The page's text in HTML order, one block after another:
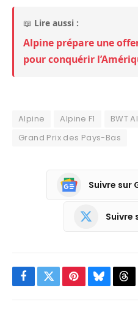
📖 Lire aussi :
Alpine prépare une
pour conquérir
Alpine Alpine F1
BWT
Grand Prix des Pays-Bas
Suivre sur
Suivre
Facebook
TwitterPinterestBluesky